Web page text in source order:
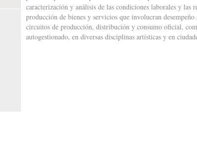
caracterización y análisis de las condiciones laborales y las
producción de bienes y servicios que involucran
circuitos de producción, distribución y consumo oficial,
autogestionado, en diversas disciplinas artísticas y en